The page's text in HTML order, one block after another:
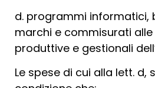
d. programmi informatici,
marchi e commisurati alle
produttive e gestionali
Le spese di cui alla lett. d,